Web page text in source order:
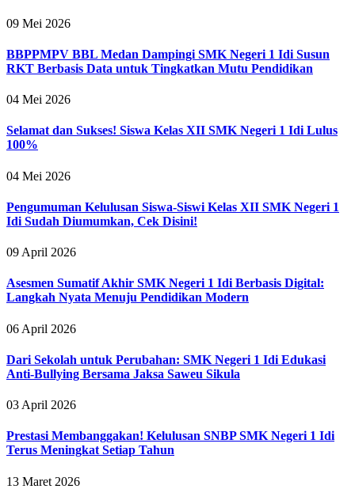
09 Mei 2026
BBPPMPV BBL Medan Dampingi SMK Negeri 1 Idi Susun
RKT Berbasis Data untuk Tingkatkan Mutu Pendidikan
04 Mei 2026
Selamat dan Sukses! Siswa Kelas XII SMK Negeri 1 Idi Lulus
100%
04 Mei 2026
Pengumuman Kelulusan Siswa-Siswi Kelas XII SMK Negeri 1
Idi Sudah Diumumkan, Cek Disini!
09 April 2026
Asesmen Sumatif Akhir SMK Negeri 1 Idi Berbasis Digital:
Langkah Nyata Menuju Pendidikan Modern
06 April 2026
Dari Sekolah untuk Perubahan: SMK Negeri 1 Idi Edukasi
Anti-Bullying Bersama Jaksa Saweu Sikula
03 April 2026
Prestasi Membanggakan! Kelulusan SNBP SMK Negeri 1 Idi
Terus Meningkat Setiap Tahun
13 Maret 2026